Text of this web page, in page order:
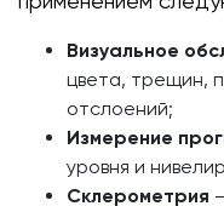
Визуальное
цвета, трещин,
отслоений;
Измерение
уровня и
Склерометрия